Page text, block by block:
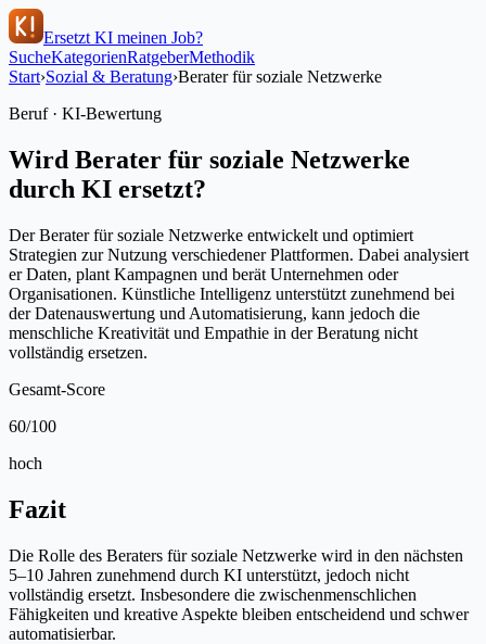
Ersetzt KI meinen Job?
SucheKategorienRatgeberMethodik
Start›Sozial & Beratung›Berater für soziale Netzwerke
Beruf · KI-Bewertung
Wird Berater für soziale Netzwerke
durch KI ersetzt?
Der Berater für soziale Netzwerke entwickelt und optimiert
Strategien zur Nutzung verschiedener Plattformen. Dabei analysiert
er Daten, plant Kampagnen und berät Unternehmen oder
Organisationen. Künstliche Intelligenz unterstützt zunehmend bei
der Datenauswertung und Automatisierung, kann jedoch die
menschliche Kreativität und Empathie in der Beratung nicht
vollständig ersetzen.
Gesamt-Score
60/100
hoch
Fazit
Die Rolle des Beraters für soziale Netzwerke wird in den nächsten
5–10 Jahren zunehmend durch KI unterstützt, jedoch nicht
vollständig ersetzt. Insbesondere die zwischenmenschlichen
Fähigkeiten und kreative Aspekte bleiben entscheidend und schwer
automatisierbar.